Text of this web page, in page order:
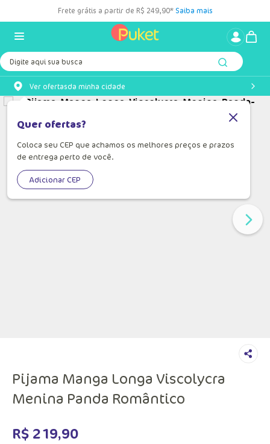
Frete grátis a partir de R$ 249,90* Saiba mais
Digite aqui sua busca
Ver ofertasda minha cidade
Quer ofertas?
Coloca seu CEP que achamos os melhores preços e prazos
de entrega perto de você.
Adicionar CEP
Pijama Manga Longa Viscolycra
Menina Panda Romântico
R$ 219,90